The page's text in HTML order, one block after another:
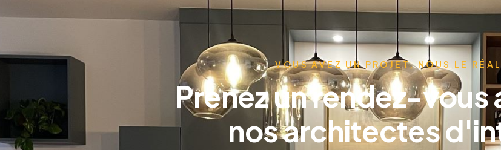
VOUS AVEZ UN PROJET, NOUS LE
Prenez un rendez-vous
nos architectes